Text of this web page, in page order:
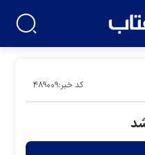
کد خبر:۴۸۹۰۰۹